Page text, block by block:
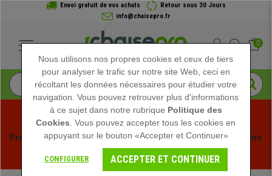
Envoi gratuit de vos achats
Retour sous 30 Jours
info@chaisepro.fr
0
Profitez des soldes d'été chez Chaisepro ! Des réductions
exclusives pour une durée limitée - Voir l'offre
Nous utilisons nos propres cookies et ceux de tiers
pour analyser le trafic sur notre site Web, ceci en
récoltant les données nécessaires pour étudier votre
navigation. Vous pouvez retrouver plus d'informations
à ce sujet dans notre rubrique Politique des
Cookies . Vous pouvez accepter tous les cookies en
appuyant sur le bouton «Accepter et Continuer»
CONFIGURER ACCEPTER ET CONTINUER